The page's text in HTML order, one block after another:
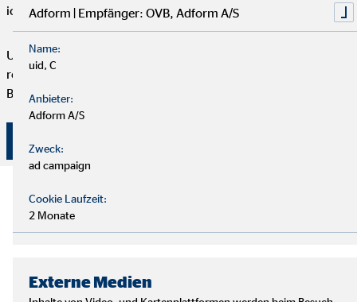
ich dir maßgeschneiderte Finanzlösungen.
Um deine Finanzplanung aktuell zu halten, bieten wir
regelmäßige Servicegespräche an. Vertrauen und persönliche
Betreuung stehen bei uns an erster Stelle.
Überzeuge dich selbst von unserer Beratung!
Adform | Empfänger: OVB, Adform A/S
Name:
uid, C
Anbieter:
Adform A/S
Zweck:
ad campaign
Cookie Laufzeit:
2 Monate
Externe Medien